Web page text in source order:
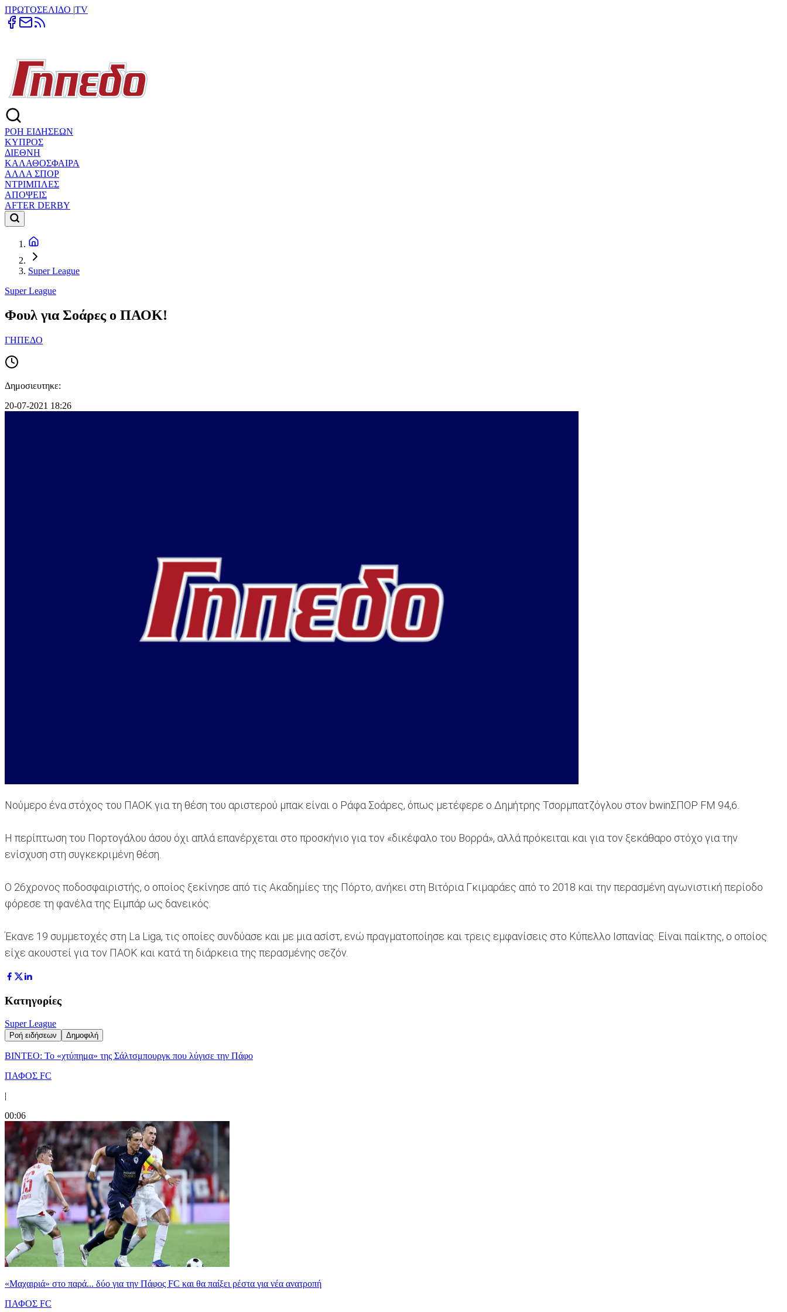
ΠΡΩΤΟΣΕΛΙΔΟ |TV
ΡΟΗ ΕΙΔΗΣΕΩΝ
ΚΥΠΡΟΣ
ΔΙΕΘΝΗ
ΚΑΛΑΘΟΣΦΑΙΡΑ
ΑΛΛΑ ΣΠΟΡ
ΝΤΡΙΜΠΛΕΣ
ΑΠΟΨΕΙΣ
AFTER DERBY
Super League
Super League
Φουλ για Σοάρες ο ΠΑΟΚ!
ΓΗΠΕΔΟ
Δημοσιευτηκε:
20-07-2021 18:26
Νούμερο ένα στόχος του ΠΑΟΚ για τη θέση του αριστερού μπακ είναι ο Ράφα Σοάρες, όπως μετέφερε ο Δημήτρης Τσορμπατζόγλου στον bwinΣΠΟΡ FM 94,6.
Η περίπτωση του Πορτογάλου άσου όχι απλά επανέρχεται στο προσκήνιο για τον «δικέφαλο του Βορρά», αλλά πρόκειται και για τον ξεκάθαρο στόχο για την
ενίσχυση στη συγκεκριμένη θέση.
Ο 26χρονος ποδοσφαιριστής, ο οποίος ξεκίνησε από τις Ακαδημίες της Πόρτο, ανήκει στη Βιτόρια Γκιμαράες από το 2018 και την περασμένη αγωνιστική περίοδο
φόρεσε τη φανέλα της Ειμπάρ ως δανεικός.
Έκανε 19 συμμετοχές στη La Liga, τις οποίες συνδύασε και με μια ασίστ, ενώ πραγματοποίησε και τρεις εμφανίσεις στο Κύπελλο Ισπανίας. Είναι παίκτης, ο οποίος
είχε ακουστεί για τον ΠΑΟΚ και κατά τη διάρκεια της περασμένης σεζόν.
Κατηγορίες
Super League
Ροή ειδήσεων Δημοφιλή
ΒΙΝΤΕΟ: Το «χτύπημα» της Σάλτσμπουργκ που λύγισε την Πάφο
ΠΑΦΟΣ FC
|
00:06
«Μαχαιριά» στο παρά... δύο για την Πάφος FC και θα παίξει ρέστα για νέα ανατροπή
ΠΑΦΟΣ FC